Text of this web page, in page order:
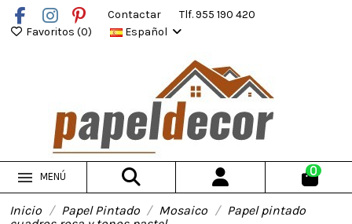
Contactar
Tlf. 955 190 420
Favoritos (0) Español
MENÚ 0
Inicio Papel Pintado Mosaico
Papel pintado